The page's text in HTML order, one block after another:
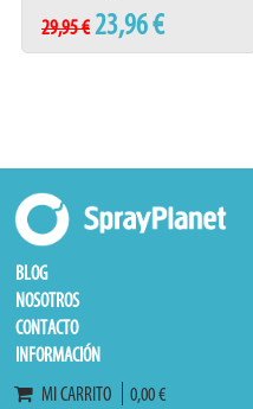
29,95 € 23,96 €
BLOG
NOSOTROS
CONTACTO
INFORMACIÓN
MI CARRITO
0,00 €